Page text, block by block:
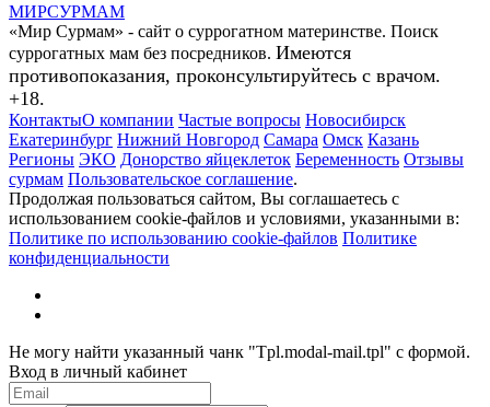
МИРСУРМАМ
«Мир Сурмам» - сайт о суррогатном материнстве. Поиск
суррогатных мам без посредников. Имеются
противопоказания, проконсультируйтесь с врачом.
+18.
КонтактыО компании Частые вопросы Новосибирск
Екатеринбург Нижний Новгород Самара Омск Казань
Регионы ЭКО Донорство яйцеклеток Беременность Отзывы
сурмам Пользовательское соглашение.
Продолжая пользоваться сайтом, Вы соглашаетесь с
использованием cookie-файлов и условиями, указанными в:
Политике по использованию cookie-файлов Политике
конфиденциальности
Не могу найти указанный чанк "Tpl.modal-mail.tpl" с формой.
Вход в личный кабинет